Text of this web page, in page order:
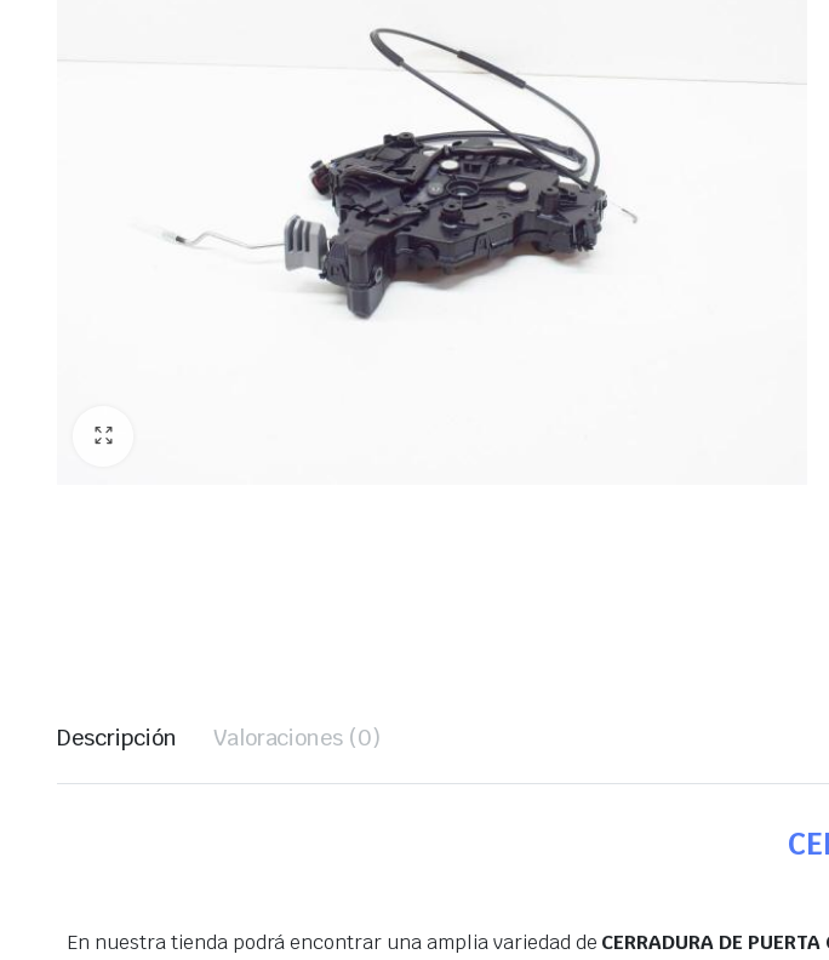
Descripción Valoraciones (0)
En nuestra tienda podrá encontrar una amplia variedad de CERRADURA DE